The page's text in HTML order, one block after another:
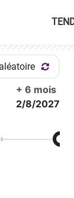
+ 6 mois
2/8/2027